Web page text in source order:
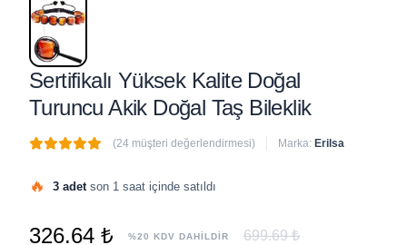
Sertifikalı Yüksek Kalite Doğal
Turuncu Akik Doğal Taş Bileklik
(24 müşteri değerlendirmesi) Marka: Erilsa
🔥 3 adet son 1 saat içinde satıldı
326.64 ₺ %20 KDV DAHİLDİR 699.69 ₺